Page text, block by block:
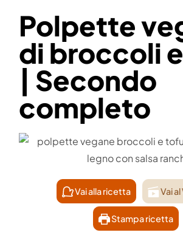
Polpette
di broccoli
| Secondo
completo
Vai alla ricetta Vai
Stampa ricetta